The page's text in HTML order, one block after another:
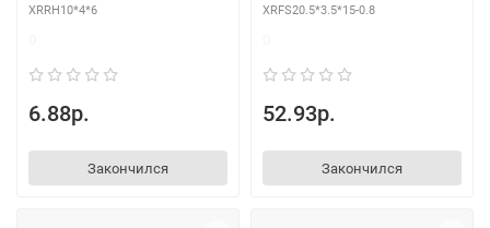
XRRH10*4*6
6.88р.
Закончился
XRFS20.5*3.5*15-0.8
52.93р.
Закончился